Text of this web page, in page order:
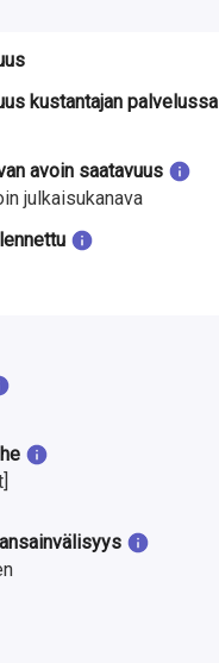
kustantajan palvelussa
avoin saatavuus
julkaisukanava